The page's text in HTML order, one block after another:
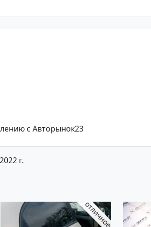
с Авторынок23
г.